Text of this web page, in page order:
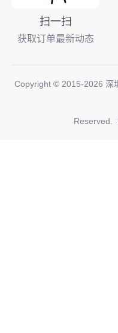
扫一扫
获取订单最新动态
Copyright © 2015-2026 深
Reserved.